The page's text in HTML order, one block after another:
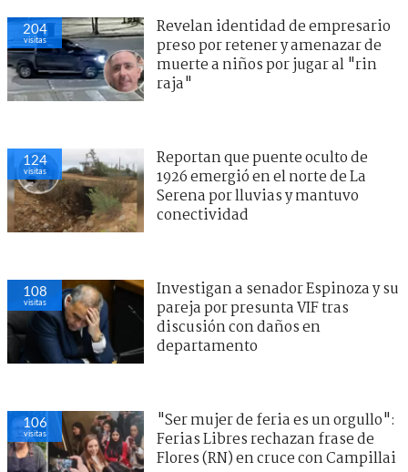
204
visitas
Revelan identidad de empresario
preso por retener y amenazar de
muerte a niños por jugar al "rin
raja"
124
visitas
Reportan que puente oculto de
1926 emergió en el norte de La
Serena por lluvias y mantuvo
conectividad
108
visitas
Investigan a senador Espinoza y su
pareja por presunta VIF tras
discusión con daños en
departamento
106
visitas
"Ser mujer de feria es un orgullo":
Ferias Libres rechazan frase de
Flores (RN) en cruce con Campillai